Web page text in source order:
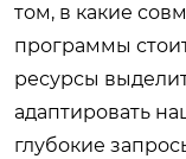
том, в какие
программы
ресурсы
адаптировать
глубокие